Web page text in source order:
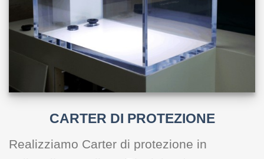
CARTER DI PROTEZIONE
Realizziamo Carter di protezione in